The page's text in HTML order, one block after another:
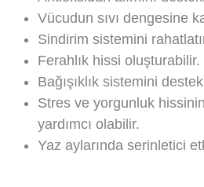
Vücudun sıvı dengesine
Sindirim sistemini
Ferahlık hissi oluşturabilir.
Bağışıklık sistemini
Stres ve yorgunluk
yardımcı olabilir.
Yaz aylarında serinletici